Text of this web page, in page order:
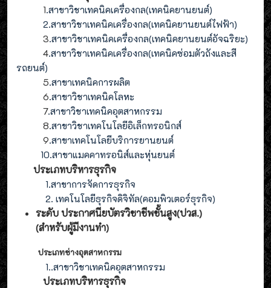
1.สาขาวิชาเทคนิคเครื่องกล(เทคนิคยานยนต์)
2.สาขาวิชาเทคนิคเครื่องกล(เทคนิคยานยนต์ไฟฟ้า)
3.สาขาวิชาเทคนิคเครื่องกล(เทคนิคยานยนต์อัจฉริยะ)
4.สาขาวิชาเทคนิคเครื่องกล(เทคนิคซ่อมตัวถังและสี
รถยนต์)
5.สาขาเทคนิคการผลิต
6.สาขาวิชาเทคนิคโลหะ
7.สาขาวิชาเทคนิคอุตสาหกรรม
8.สาขาวิชาเทคโนโลยีอิเล็กทรอนิกส์
9.สาขาเทคโนโลยีบริการยานยนต์
10.สาขาแมคคาทรอนิส์และหุ่นยนต์
ประเภทบริหารธุรกิจ
1.สาขาการจัดการธุรกิจ
2. เทคโนโลยีธุรกิจดิจิทัล(คอมพิวเตอร์ธุรกิจ)
ระดับ ประกาศนียบัตรวิชาชีพชั้นสูง(ปวส.)
(สำหรับผู้มีงานทำ)
ประเภทช่างอุตสาหกรรม
1..สาขาวิชาเทคนิคอุตสาหกรรม
ประเภทบริหารธุรกิจ